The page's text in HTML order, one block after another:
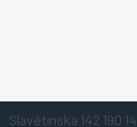
Slavětínská 142 190